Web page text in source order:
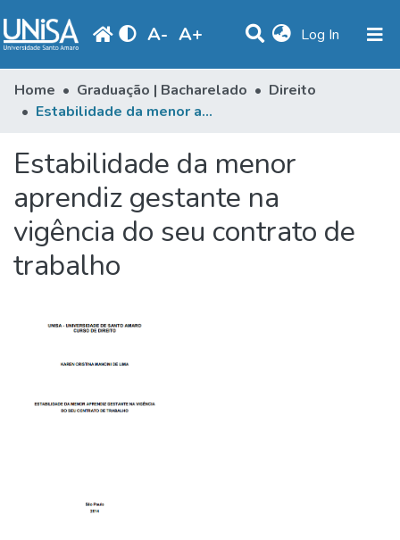
A- A+ Log In (current)
Communities & Collections
Browse
Produção Docente
Library
Periodicals
Home Graduação | Bacharelado
Direito
Estabilidade da menor aprendiz gestante na vigência do seu contrato de trabalho
Estabilidade da menor
aprendiz gestante na
vigência do seu contrato de
trabalho